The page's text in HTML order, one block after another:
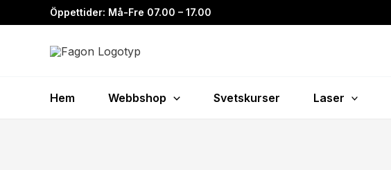
till
Öppettider: Må-Fre 07.00 – 17.00
Hem Webbshop Svetskurser Laser